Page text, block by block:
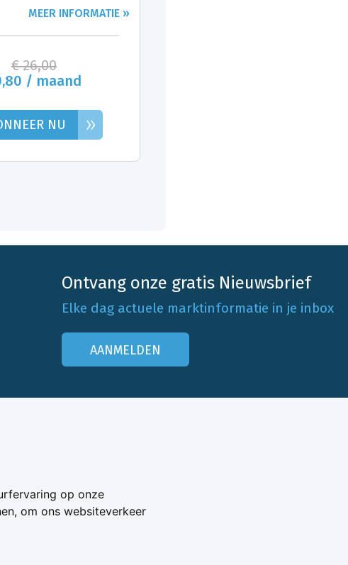
op onze
om ons websiteverkeer
MEER INFORMATIE »
€ 26,00
/ maand
NU »
Ontvang onze gratis Nieuwsbrief
Elke dag actuele marktinformatie in je inbox
AANMELDEN
Adverteren